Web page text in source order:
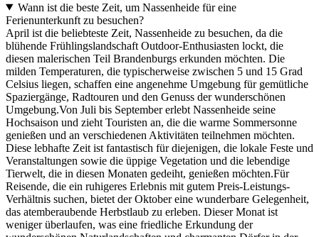
Wann ist die beste Zeit, um Nassenheide für eine
Ferienunterkunft zu besuchen?
April ist die beliebteste Zeit, Nassenheide zu besuchen, da die
blühende Frühlingslandschaft Outdoor-Enthusiasten lockt, die
diesen malerischen Teil Brandenburgs erkunden möchten. Die
milden Temperaturen, die typischerweise zwischen 5 und 15 Grad
Celsius liegen, schaffen eine angenehme Umgebung für gemütliche
Spaziergänge, Radtouren und den Genuss der wunderschönen
Umgebung.Von Juli bis September erlebt Nassenheide seine
Hochsaison und zieht Touristen an, die die warme Sommersonne
genießen und an verschiedenen Aktivitäten teilnehmen möchten.
Diese lebhafte Zeit ist fantastisch für diejenigen, die lokale Feste und
Veranstaltungen sowie die üppige Vegetation und die lebendige
Tierwelt, die in diesen Monaten gedeiht, genießen möchten.Für
Reisende, die ein ruhigeres Erlebnis mit gutem Preis-Leistungs-
Verhältnis suchen, bietet der Oktober eine wunderbare Gelegenheit,
das atemberaubende Herbstlaub zu erleben. Dieser Monat ist
weniger überlaufen, was eine friedliche Erkundung der